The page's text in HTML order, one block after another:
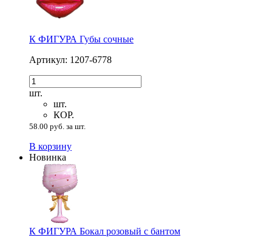
К ФИГУРА Губы сочные
Артикул: 1207-6778
шт.
шт.
КОР.
58.00 руб. за шт.
В корзину
Новинка
К ФИГУРА Бокал розовый с бантом